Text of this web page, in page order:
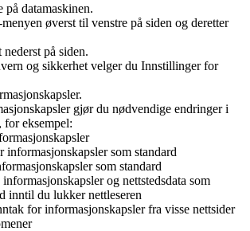
på datamaskinen.
øverst til venstre på siden og deretter
på siden.
og sikkerhet velger du Innstillinger for
gjør du nødvendige endringer i
eksempel:
informasjonskapsler som standard
som standard
og nettstedsdata som
inntil du lukker nettleseren
for informasjonskapsler fra visse nettsider